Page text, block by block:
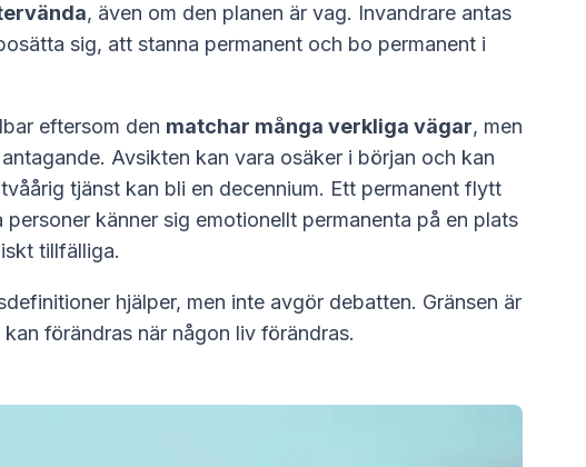
, även om den planen är vag. Invandrare antas
sig, att stanna permanent och bo permanent i
eftersom den matchar många verkliga vägar, men
Avsikten kan vara osäker i början och kan
tjänst kan bli en decennium. Ett permanent flytt
känner sig emotionellt permanenta på en plats
tillfälliga.
hjälper, men inte avgör debatten. Gränsen är
förändras när någon liv förändras.